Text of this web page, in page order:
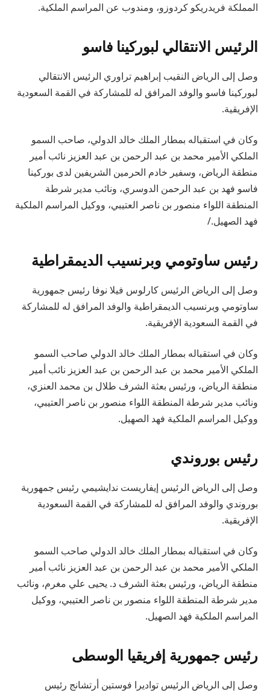
المملكة فريدريكو كردوزو، ومندوب عن المراسم الملكية.
الرئيس الانتقالي لبوركينا فاسو
وصل إلى الرياض النقيب إبراهيم تراوري الرئيس الانتقالي
لبوركينا فاسو والوفد المرافق له للمشاركة في القمة السعودية
الإفريقية.
وكان في استقباله بمطار الملك خالد الدولي، صاحب السمو
الملكي الأمير محمد بن عبد الرحمن بن عبد العزيز نائب أمير
منطقة الرياض، وسفير خادم الحرمين الشريفين لدى بوركينا
فاسو فهد بن عبد الرحمن الدوسري، ونائب مدير شرطة
المنطقة اللواء منصور بن ناصر العتيبي، ووكيل المراسم الملكية
فهد الصهيل./
رئيس ساوتومي وبرنسيب الديمقراطية
وصل إلى الرياض الرئيس كارلوس فيلا نوفا رئيس جمهورية
ساوتومي وبرنسيب الديمقراطية والوفد المرافق له للمشاركة
في القمة السعودية الإفريقية.
وكان في استقباله بمطار الملك خالد الدولي صاحب السمو
الملكي الأمير محمد بن عبد الرحمن بن عبد العزيز نائب أمير
منطقة الرياض، ورئيس بعثة الشرف طلال بن محمد العنزي،
ونائب مدير شرطة المنطقة اللواء منصور بن ناصر العتيبي،
ووكيل المراسم الملكية فهد الصهيل.
رئيس بوروندي
وصل إلى الرياض الرئيس إيفاريست ندايشيمي رئيس جمهورية
بوروندي والوفد المرافق له للمشاركة في القمة السعودية
الإفريقية.
وكان في استقباله بمطار الملك خالد الدولي صاحب السمو
الملكي الأمير محمد بن عبد الرحمن بن عبد العزيز نائب أمير
منطقة الرياض، ورئيس بعثة الشرف د. يحيى علي مغرم، ونائب
مدير شرطة المنطقة اللواء منصور بن ناصر العتيبي، ووكيل
المراسم الملكية فهد الصهيل.
رئيس جمهورية إفريقيا الوسطى
وصل إلى الرياض الرئيس تواديرا فوستين أرتشانج رئيس